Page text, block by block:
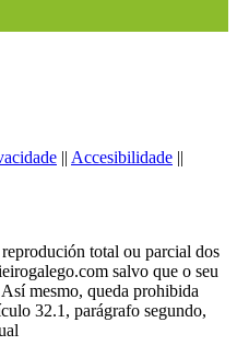
|| Accesibilidade ||
total ou parcial dos
salvo que o seu
mesmo, queda prohibida
32.1, parágrafo segundo,